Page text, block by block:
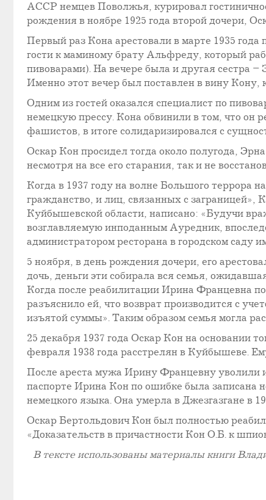
АССР немцев Поволжья, курировал
рождения в ноябре 1925 года второй дочери,
Первый раз Кона арестовали в марте 1935
гости к маминому брату Альфреду, который
пивоварами). На вечере была и другая сестра
Именно этот вечер был поставлен в вину Кону,
Одним из гостей оказался специалист по
немецкую прессу. Кона обвинили в том, что он
фашистов, в итоге солидаризировался с
Оскар Кон просидел тогда около полугода,
несмотря на все его старания, так и не
Когда в 1937 году на волне Большого террора
гражданство, и лиц, связанных с
Куйбышевской области, написано: «Будучи
возглавляемую инподанным Ауредник,
администратором ресторана в городском саду
5 ноября, в день рождения дочери, его
дочь, деньги эти собирала вся семья,
Когда после реабилитации Ирина Францевна
разъяснило ей, что возврат производится с
изъятой суммы». Таким образом семья могла
25 декабря 1937 года Оскар Кон на основании
февраля 1938 года расстрелян в Куйбышеве.
После ареста мужа Ирину Францевну уволили
паспорте Ирина Кон по ошибке была записана
немецкого языка. Она умерла в Джезгазгане в
Оскар Бертольдович Кон был полностью
«Доказательств в причастности Кон О.Б. к
В тексте использованы материалы книги